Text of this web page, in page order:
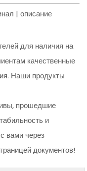
| описание
для наличия на
качественные
Наши продукты
прошедшие
и
вами через
документов!